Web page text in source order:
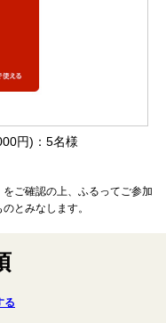
円)：5名様
ご確認の上、ふるってご参加
とみなします。
る